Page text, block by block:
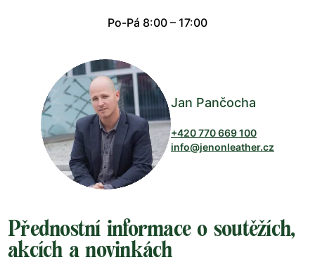
Po-Pá 8:00 – 17:00
Jan Pančocha
+420 770 669 100
info@jenonleather.cz
Přednostní informace o soutěžích,
akcích a novinkách